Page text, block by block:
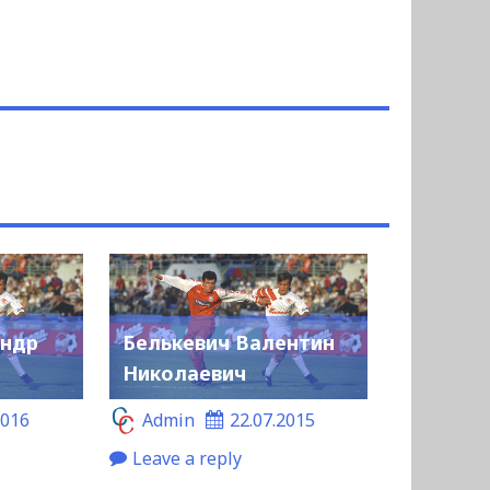
Белькевич Валентин
Николаевич
Admin
22.07.2015
Leave a reply